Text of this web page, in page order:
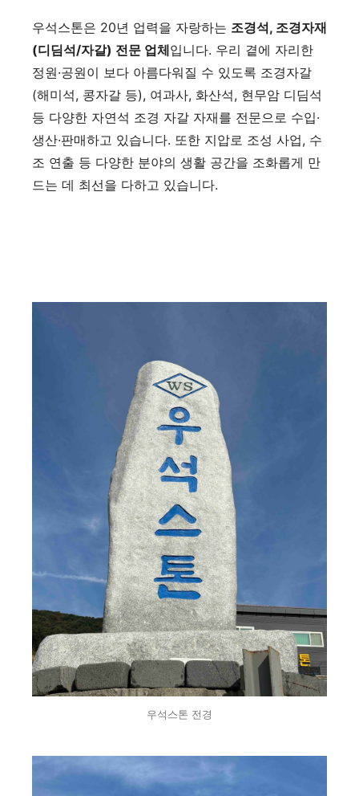
우석스톤은 20년 업력을 자랑하는 조경석, 조경자재
(디딤석/자갈) 전문 업체입니다. 우리 곁에 자리한
정원·공원이 보다 아름다워질 수 있도록 조경자갈
(해미석, 콩자갈 등), 여과사, 화산석, 현무암 디딤석
등 다양한 자연석 조경 자갈 자재를 전문으로 수입·
생산·판매하고 있습니다. 또한 지압로 조성 사업, 수
조 연출 등 다양한 분야의 생활 공간을 조화롭게 만
드는 데 최선을 다하고 있습니다.
우석스톤 전경